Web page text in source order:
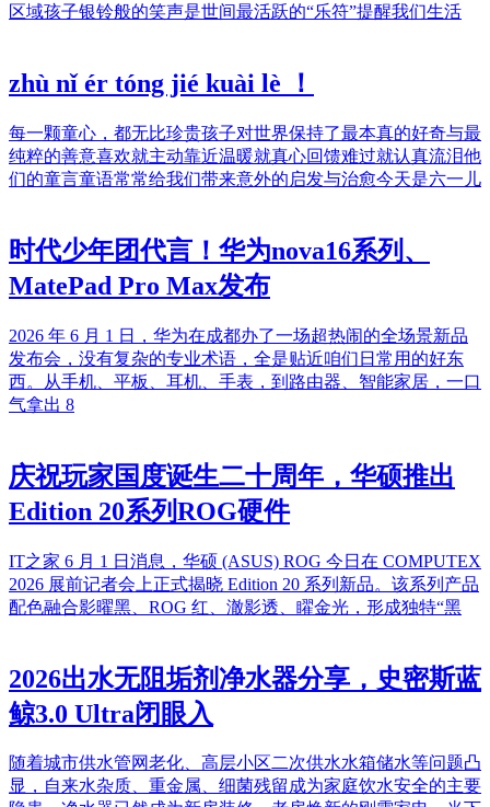
区域孩子银铃般的笑声是世间最活跃的“乐符”提醒我们生活
zhù nǐ ér tóng jié kuài lè ！
每一颗童心，都无比珍贵孩子对世界保持了最本真的好奇与最
纯粹的善意喜欢就主动靠近温暖就真心回馈难过就认真流泪他
们的童言童语常常给我们带来意外的启发与治愈今天是六一儿
时代少年团代言！华为nova16系列、
MatePad Pro Max发布
2026 年 6 月 1 日，华为在成都办了一场超热闹的全场景新品
发布会，没有复杂的专业术语，全是贴近咱们日常用的好东
西。从手机、平板、耳机、手表，到路由器、智能家居，一口
气拿出 8
庆祝玩家国度诞生二十周年，华硕推出
Edition 20系列ROG硬件
IT之家 6 月 1 日消息，华硕 (ASUS) ROG 今日在 COMPUTEX
2026 展前记者会上正式揭晓 Edition 20 系列新品。该系列产品
配色融合影曜黑、ROG 红、澈影透、矅金光，形成独特“黑
2026出水无阻垢剂净水器分享，史密斯蓝
鲸3.0 Ultra闭眼入
随着城市供水管网老化、高层小区二次供水水箱储水等问题凸
显，自来水杂质、重金属、细菌残留成为家庭饮水安全的主要